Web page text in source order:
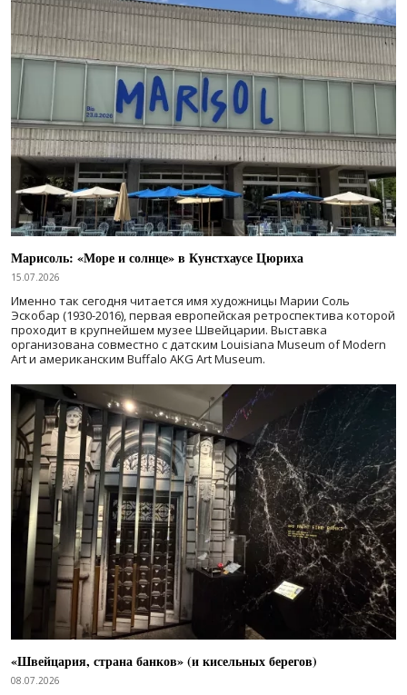
Марисоль: «Море и солнце» в Кунстхаусе Цюриха
15.07.2026
Именно так сегодня читается имя художницы Марии Соль
Эскобар (1930-2016), первая европейская ретроспектива которой
проходит в крупнейшем музее Швейцарии. Выставка
организована совместно с датским Louisiana Museum of Modern
Art и американским Buffalo AKG Art Museum.
«Швейцария, страна банков» (и кисельных берегов)
08.07.2026